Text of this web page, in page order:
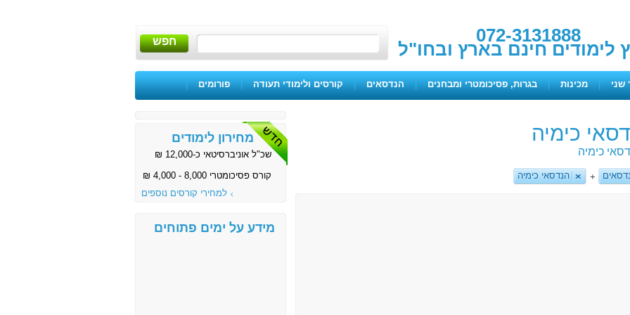
072-3131888
לימודים חינם בארץ ובחו"ל חפש
שני | מכינות | בגרות, פסיכומטרי ומבחנים | הנדסאים | קורסים ולימודי תעודה | פורומים |
כימיה
כימיה
+ הנדסאי כימיה
מחירון לימודים
שכ"ל אוניברסיטאי כ-12,000 ₪
קורס פסיכומטרי 8,000 - 4,000 ₪
למחירי קורסים נוספים
מידע על ימים פתוחים